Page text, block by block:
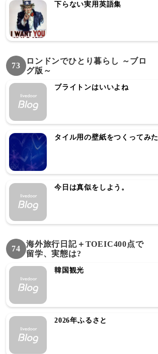
下らない実用英語集
73
ロンドンでひとり暮らし ～ブロ
グ版～
ブライトンはいいよね
タイル用の壁紙をつくってみた
今日は真似をしよう。
74
海外旅行日記＋TOEIC400点で
留学、実態は?
韓国観光
2026年ふるさと